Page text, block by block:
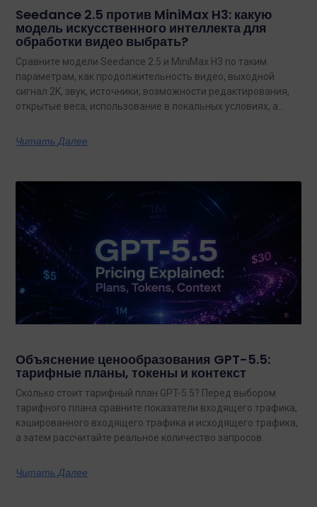
Seedance 2.5 против MiniMax H3: какую
модель искусственного интеллекта для
обработки видео выбрать?
Сравните модели Seedance 2.5 и MiniMax H3 по таким
параметрам, как продолжительность видео, выходной
сигнал 2K, звук, источники, возможности редактирования,
открытые веса, использование в локальных условиях, а
конкретных задач на сегодняшний день.
Читать Далее
Объяснение ценообразования GPT-5.5:
тарифные планы, токены и контекст
Сколько стоит тарифный план GPT-5.5? Перед выбором
тарифного плана сравните показатели входящего трафика,
кэшированного входящего трафика и исходящего трафика,
а затем рассчитайте реальное количество запросов.
Читать Далее